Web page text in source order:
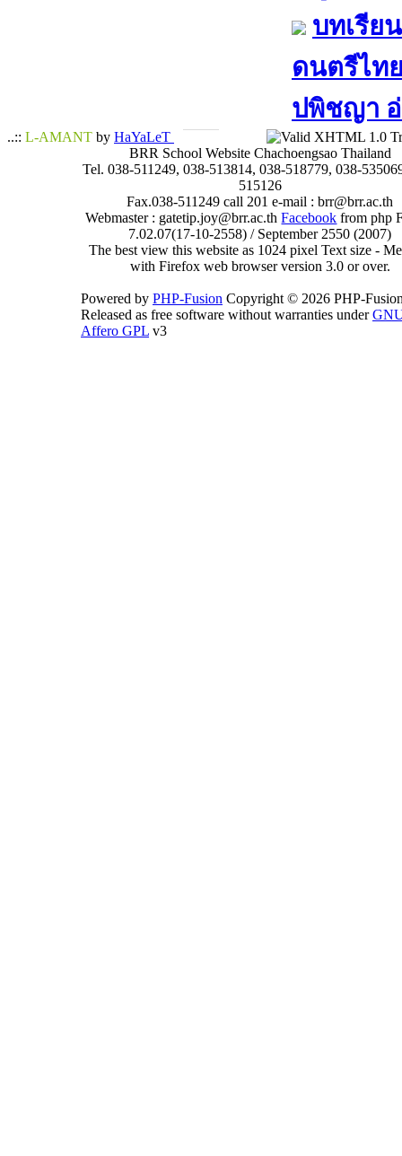
บทเรีย
ดนตรีไท
ปพิชญา​ อ่
..:: L-AMANT by HaYaLeT
BRR School Website Chachoengsao Thailand
Tel. 038-511249, 038-513814, 038-518779, 038-
515126
Fax.038-511249 call 201 e-mail : brr@brr.ac.th
Webmaster : gatetip.joy@brr.ac.thFacebook from php
7.02.07(17-10-2558) / September 2550 (2007)
The best view this website as 1024 pixel Text size -
with Firefox web browser version 3.0 or over.
Powered by PHP-Fusion Copyright © 2026 PHP-
Released as free software without warranties under
Affero GPL v3